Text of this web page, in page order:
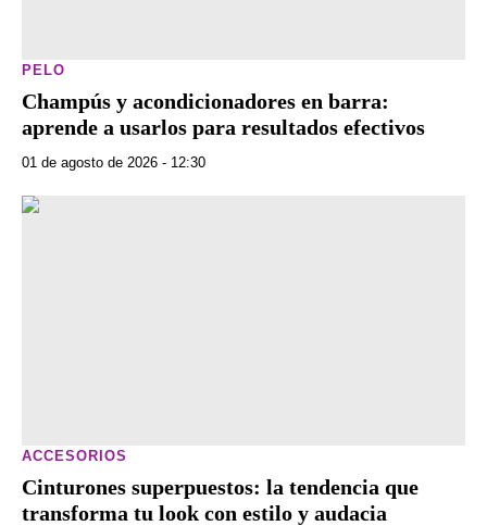
PELO
Champús y acondicionadores en barra:
aprende a usarlos para resultados efectivos
01 de agosto de 2026 - 12:30
ACCESORIOS
Cinturones superpuestos: la tendencia que
transforma tu look con estilo y audacia